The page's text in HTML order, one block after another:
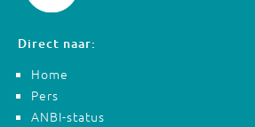
Direct naar:
Home
Pers
ANBI-status